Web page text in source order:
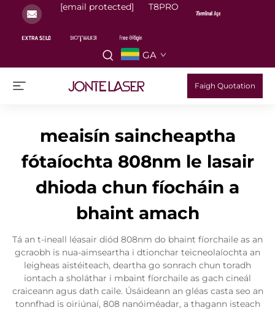
[email protected] T8PRO
GA
Faigh Quotation
meaisín saincheaptha
fótaíochta 808nm le lasair
dhioda chun fíocháin a
bhaint amach
Tá an t-ineall léasair diód 808nm do bhaint fíorchaile as an
gcraobh is nua-aimseartha i dtionchar teicneolaíochta an
leigheas aistéiteach, deartha go sonrach chun toradh
iontach a sholáthar i mbaint fíorchaile as gach cineál
craiceann agus dath caile. Úsáideann an gléas casta seo an
tonnfhad is oiriúnaí, 808 nanóiméadar, a thagann isteach